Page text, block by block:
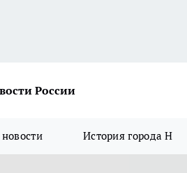
России
История города Н